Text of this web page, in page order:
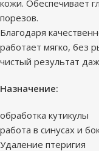
кожи. Обеспечивает
порезов.
Благодаря
работает мягко, без
чистый результат
Назначение:
обработка кутикулы
работа в синусах и
Удаление птеригия